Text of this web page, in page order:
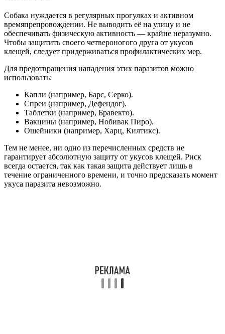
Собака нуждается в регулярных прогулках и активном
времяпрепровождении. Не выводить её на улицу и не
обеспечивать физическую активность — крайне неразумно.
Чтобы защитить своего четвероногого друга от укусов
клещей, следует придерживаться профилактических мер.
Для предотвращения нападения этих паразитов можно
использовать:
Капли (например, Барс, Серко).
Спреи (например, Дефендог).
Таблетки (например, Бравекто).
Вакцины (например, Нобивак Пиро).
Ошейники (например, Харц, Килтикс).
Тем не менее, ни одно из перечисленных средств не
гарантирует абсолютную защиту от укусов клещей. Риск
всегда остается, так как такая защита действует лишь в
течение ограниченного времени, и точно предсказать момент
укуса паразита невозможно.